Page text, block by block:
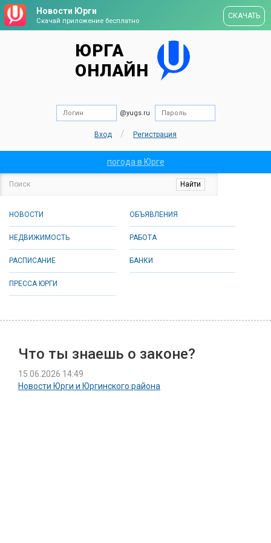
Новости Юрги
Скачай приложение бесплатно
СКАЧАТЬ
ЮРГА
ОНЛАЙН
@yugs.ru
Вход / Регистрация
погода в Юрге
НОВОСТИ ОБЪЯВЛЕНИЯ
НЕДВИЖИМОСТЬ РАБОТА
РАСПИСАНИЕ БАНКИ
ПРЕССА ЮРГИ
Что ты знаешь о законе?
15.06.2026 14:49
Новости Юрги и Юргинского района